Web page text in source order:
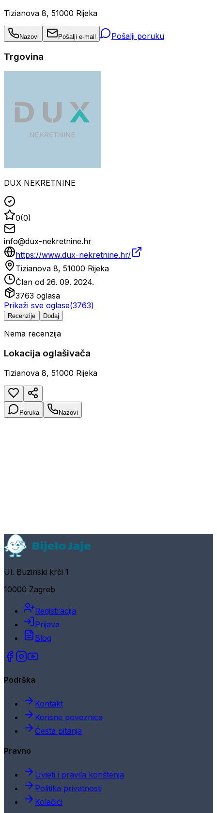
Tizianova 8, 51000 Rijeka
Nazovi Pošalji e-mail Pošalji poruku
Trgovina
DUX NEKRETNINE
0(0)
info@dux-nekretnine.hr
https://www.dux-nekretnine.hr/
Tizianova 8, 51000 Rijeka
Član od 26. 09. 2024.
3763 oglasa
Prikaži sve oglase(3763)
Recenzije Dodaj
Nema recenzija
Lokacija oglašivača
Tizianova 8, 51000 Rijeka
Poruka Nazovi
Ul. Buzinski krči 1
10000 Zagreb
Registracija
Prijava
Blog
Podrška
Kontakt
Korisne poveznice
Česta pitanja
Pravno
Uvjeti i pravila korištenja
Politika privatnosti
Kolačići